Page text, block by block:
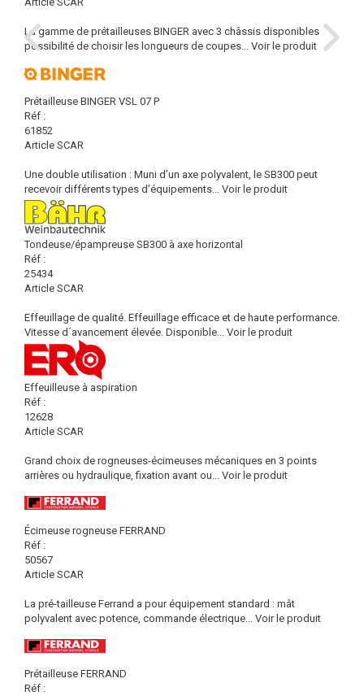
La gamme de prétailleuses BINGER avec 3 châssis disponibles
possibilité de choisir les longueurs de coupes... Voir le produit
Prétailleuse BINGER VSL 07 P
Réf :
61852
Article SCAR
Une double utilisation : Muni d’un axe polyvalent, le SB300 peut
recevoir différents types d’équipements... Voir le produit
Tondeuse/épampreuse SB300 à axe horizontal
Réf :
25434
Article SCAR
Effeuillage de qualité. Effeuillage efficace et de haute performance.
Vitesse d´avancement élevée. Disponible... Voir le produit
Effeuilleuse à aspiration
Réf :
12628
Article SCAR
Grand choix de rogneuses-écimeuses mécaniques en 3 points
arrières ou hydraulique, fixation avant ou... Voir le produit
Écimeuse rogneuse FERRAND
Réf :
50567
Article SCAR
La pré-tailleuse Ferrand a pour équipement standard : mât
polyvalent avec potence, commande électrique... Voir le produit
Prétailleuse FERRAND
Réf :